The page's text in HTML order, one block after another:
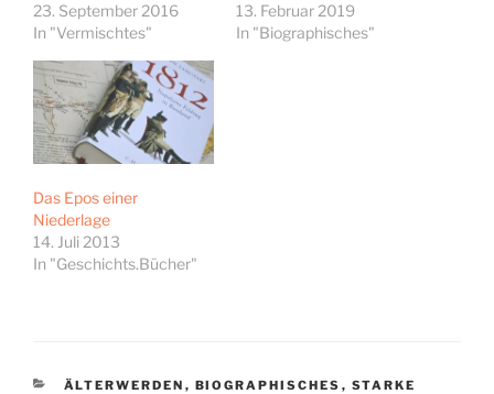
23. September 2016
In "Vermischtes"
13. Februar 2019
In "Biographisches"
Das Epos einer
Niederlage
14. Juli 2013
In "Geschichts.Bücher"
KATEGORIEN
ÄLTERWERDEN , BIOGRAPHISCHES , STARKE